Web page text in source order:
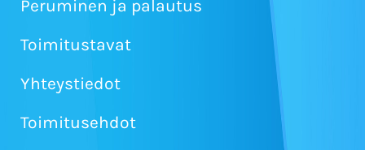
Peruminen ja palautus
Toimitustavat
Yhteystiedot
Toimitusehdot